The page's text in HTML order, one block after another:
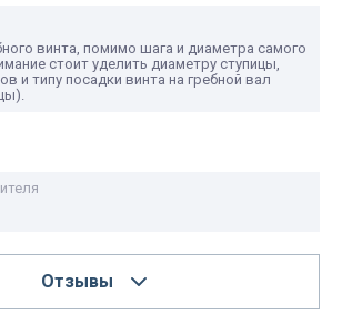
винта, помимо шага и диаметра самого
стоит уделить диаметру ступицы,
и типу посадки винта на гребной вал
Отзывы